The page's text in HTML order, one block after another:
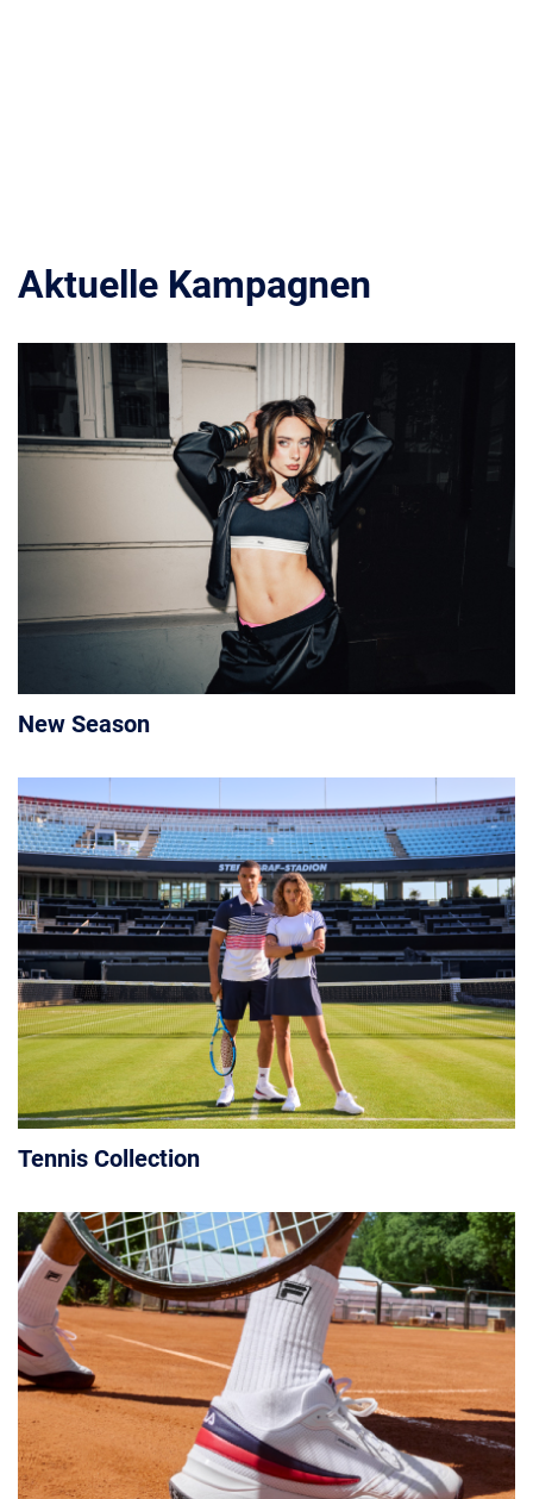
Aktuelle Kampagnen
New Season
Tennis Collection